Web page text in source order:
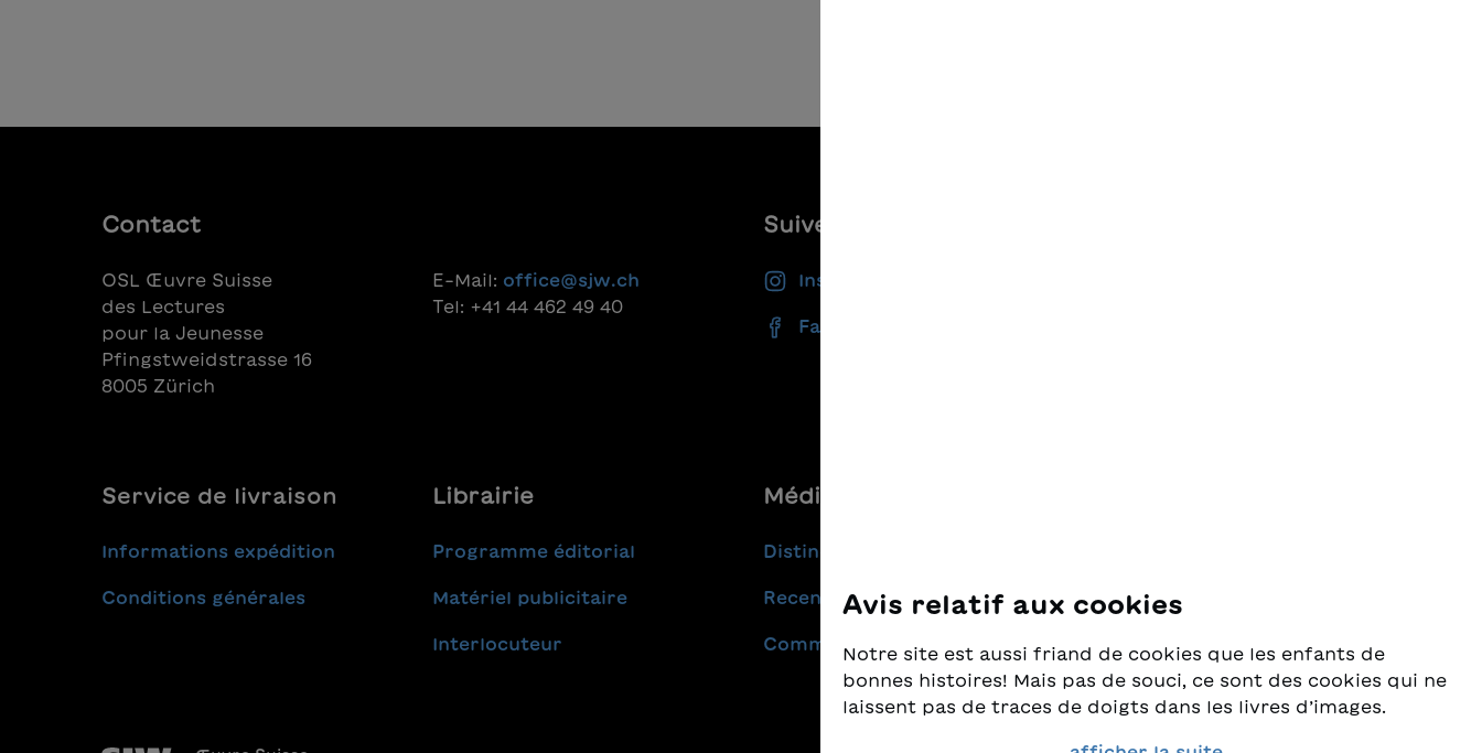
Contact
OSL Œuvre Suisse
des Lectures
pour la Jeunesse
Pfingstweidstrasse 16
8005 Zürich
E-Mail: office@sjw.ch
Tel: +41 44 462 49 40
Suivez-nous
Instagram
Facebook
Service de livraison
Informations expédition
Conditions générales
Librairie
Programme éditorial
Matériel publicitaire
Interlocuteur
Médias
Distinctions
Recensions
Communiqués de presse
Avis relatif aux cookies
Notre site est aussi friand de cookies que les enfants de
bonnes histoires! Mais pas de souci, ce sont des cookies qui ne
laissent pas de traces de doigts dans les livres d’images.